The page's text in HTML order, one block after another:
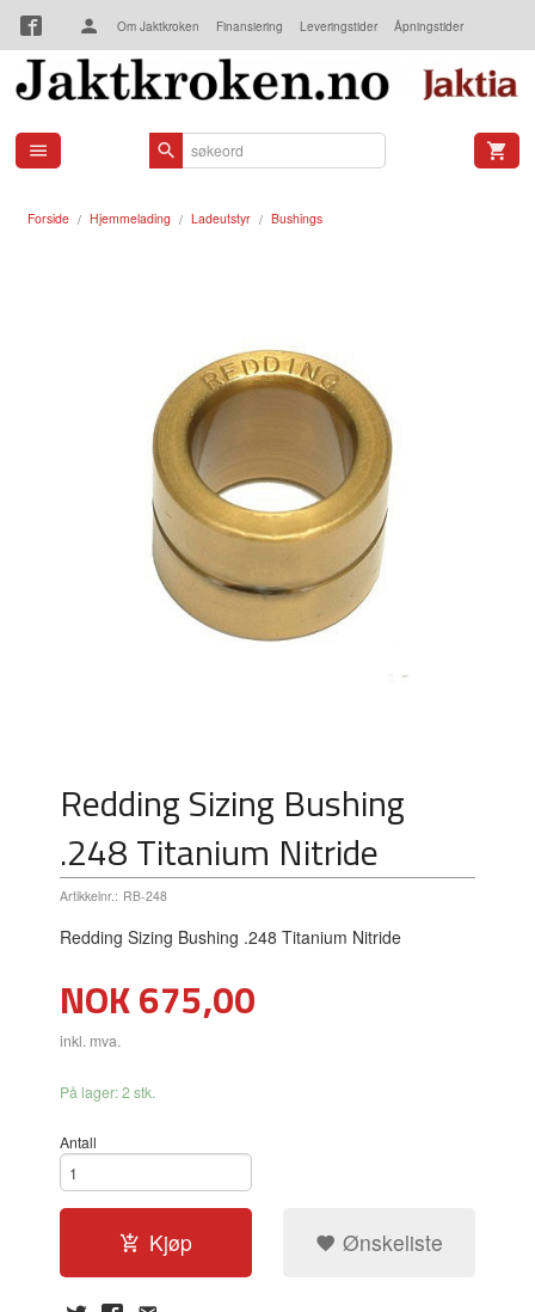
Gå
innholdet
Om Jaktkroken Finansiering Leveringstider Åpningstider
Kjøpsbetingelser Kontakt oss
Forside Hjemmelading Ladeutstyr Bushings
Redding Sizing Bushing
.248 Titanium Nitride
Artikkelnr.: RB-248
Redding Sizing Bushing .248 Titanium Nitride
Pris
NOK675,00
inkl. mva.
På lager: 2 stk.
Antall
Kjøp Ønskeliste